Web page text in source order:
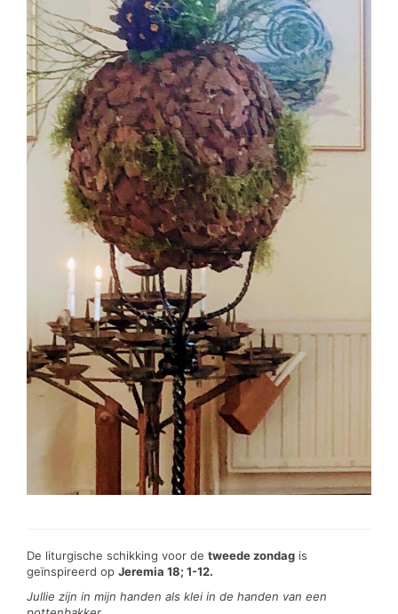
De liturgische schikking voor de tweede zondag is
geïnspireerd op Jeremia 18; 1-12.
Jullie zijn in mijn handen als klei in de handen van een